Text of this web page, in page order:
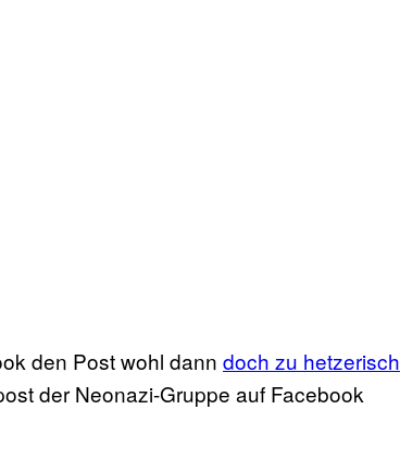
den Post wohl dann doch zu hetzerisch
der Neonazi-Gruppe auf Facebook